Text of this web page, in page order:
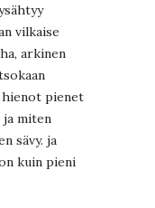
vilkaise
arkinen
pienet
miten
sävy. ja
kuin pieni